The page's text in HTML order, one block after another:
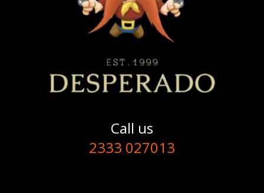
Call us
2333 027013